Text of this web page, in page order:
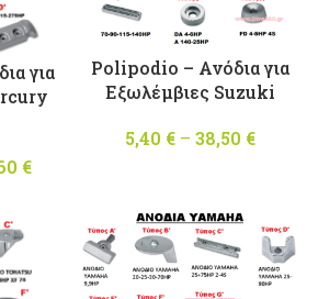
για
€
through
148,60 €
Polipodio – Ανόδια για
Εξωλέμβιες Suzuki
5,40 € – 38,50 €
38,50 €